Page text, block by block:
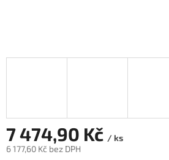
7 474,90 Kč / ks
6 177,60 Kč bez DPH